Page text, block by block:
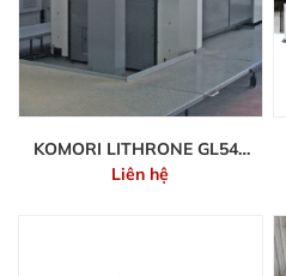
KOMORI LITHRONE GL540
– 5 MÀU + TRÁNG PHỦ
Liên hệ